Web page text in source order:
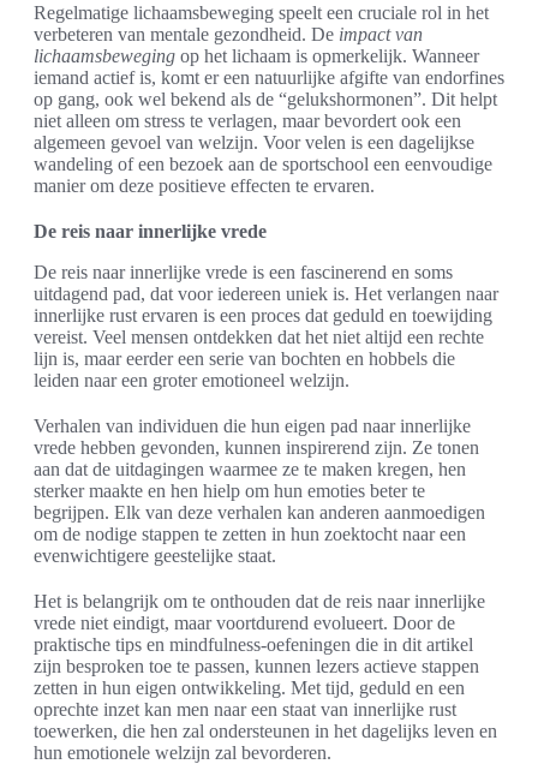
Regelmatige lichaamsbeweging speelt een cruciale rol in het
verbeteren van mentale gezondheid. De impact van
lichaamsbeweging op het lichaam is opmerkelijk. Wanneer
iemand actief is, komt er een natuurlijke afgifte van endorfines
op gang, ook wel bekend als de “gelukshormonen”. Dit helpt
niet alleen om stress te verlagen, maar bevordert ook een
algemeen gevoel van welzijn. Voor velen is een dagelijkse
wandeling of een bezoek aan de sportschool een eenvoudige
manier om deze positieve effecten te ervaren.
De reis naar innerlijke vrede
De reis naar innerlijke vrede is een fascinerend en soms
uitdagend pad, dat voor iedereen uniek is. Het verlangen naar
innerlijke rust ervaren is een proces dat geduld en toewijding
vereist. Veel mensen ontdekken dat het niet altijd een rechte
lijn is, maar eerder een serie van bochten en hobbels die
leiden naar een groter emotioneel welzijn.
Verhalen van individuen die hun eigen pad naar innerlijke
vrede hebben gevonden, kunnen inspirerend zijn. Ze tonen
aan dat de uitdagingen waarmee ze te maken kregen, hen
sterker maakte en hen hielp om hun emoties beter te
begrijpen. Elk van deze verhalen kan anderen aanmoedigen
om de nodige stappen te zetten in hun zoektocht naar een
evenwichtigere geestelijke staat.
Het is belangrijk om te onthouden dat de reis naar innerlijke
vrede niet eindigt, maar voortdurend evolueert. Door de
praktische tips en mindfulness-oefeningen die in dit artikel
zijn besproken toe te passen, kunnen lezers actieve stappen
zetten in hun eigen ontwikkeling. Met tijd, geduld en een
oprechte inzet kan men naar een staat van innerlijke rust
toewerken, die hen zal ondersteunen in het dagelijks leven en
hun emotionele welzijn zal bevorderen.